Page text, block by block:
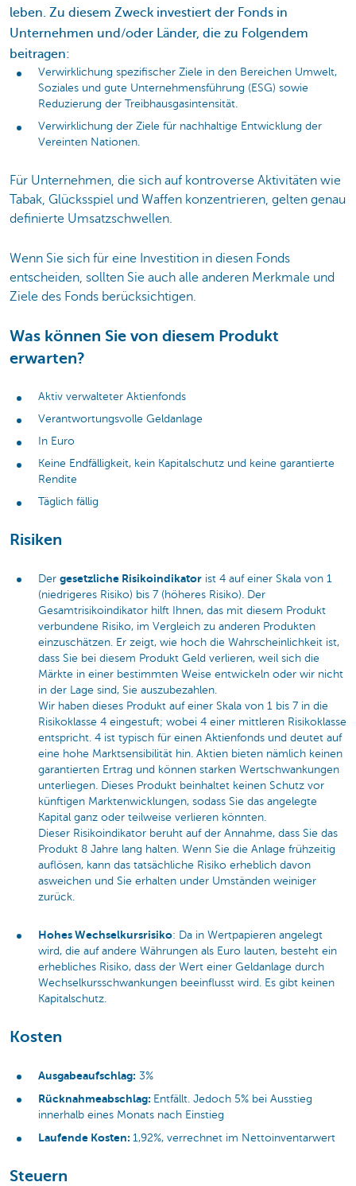
leben. Zu diesem Zweck investiert der Fonds in
Unternehmen und/oder Länder, die zu Folgendem
beitragen:
Verwirklichung spezifischer Ziele in den Bereichen Umwelt,
Soziales und gute Unternehmensführung (ESG) sowie
Reduzierung der Treibhausgasintensität.
Verwirklichung der Ziele für nachhaltige Entwicklung der
Vereinten Nationen.
Für Unternehmen, die sich auf kontroverse Aktivitäten wie
Tabak, Glücksspiel und Waffen konzentrieren, gelten genau
definierte Umsatzschwellen.
Wenn Sie sich für eine Investition in diesen Fonds
entscheiden, sollten Sie auch alle anderen Merkmale und
Ziele des Fonds berücksichtigen.
Was können Sie von diesem Produkt
erwarten?
Aktiv verwalteter Aktienfonds
Verantwortungsvolle Geldanlage
In Euro
Keine Endfälligkeit, kein Kapitalschutz und keine garantierte
Rendite
Täglich fällig
Risiken
Der gesetzliche Risikoindikator ist 4 auf einer Skala von 1
(niedrigeres Risiko) bis 7 (höheres Risiko). Der
Gesamtrisikoindikator hilft Ihnen, das mit diesem Produkt
verbundene Risiko, im Vergleich zu anderen Produkten
einzuschätzen. Er zeigt, wie hoch die Wahrscheinlichkeit ist,
dass Sie bei diesem Produkt Geld verlieren, weil sich die
Märkte in einer bestimmten Weise entwickeln oder wir nicht
in der Lage sind, Sie auszubezahlen.
Wir haben dieses Produkt auf einer Skala von 1 bis 7 in die
Risikoklasse 4 eingestuft; wobei 4 einer mittleren Risikoklasse
entspricht. 4 ist typisch für einen Aktienfonds und deutet auf
eine hohe Marktsensibilität hin. Aktien bieten nämlich keinen
garantierten Ertrag und können starken Wertschwankungen
unterliegen. Dieses Produkt beinhaltet keinen Schutz vor
künftigen Marktenwicklungen, sodass Sie das angelegte
Kapital ganz oder teilweise verlieren könnten.
Dieser Risikoindikator beruht auf der Annahme, dass Sie das
Produkt 8 Jahre lang halten. Wenn Sie die Anlage frühzeitig
auflösen, kann das tatsächliche Risiko erheblich davon
asweichen und Sie erhalten under Umständen weiniger
zurück.
Hohes Wechselkursrisiko: Da in Wertpapieren angelegt
wird, die auf andere Währungen als Euro lauten, besteht ein
erhebliches Risiko, dass der Wert einer Geldanlage durch
Wechselkursschwankungen beeinflusst wird. Es gibt keinen
Kapitalschutz.
Kosten
Ausgabeaufschlag: 3%
Rücknahmeabschlag: Entfällt. Jedoch 5% bei Ausstieg
innerhalb eines Monats nach Einstieg
Laufende Kosten: 1,92%, verrechnet im Nettoinventarwert
Steuern